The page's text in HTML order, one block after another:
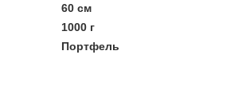
60 см
1000 г
Портфель